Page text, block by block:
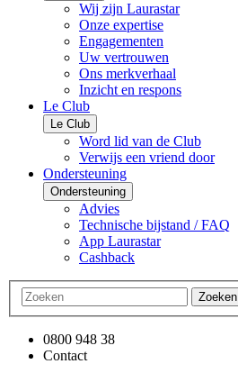
Wij zijn Laurastar
Onze expertise
Engagementen
Uw vertrouwen
Ons merkverhaal
Inzicht en respons
Le Club
Le Club
Word lid van de Club
Verwijs een vriend door
Ondersteuning
Ondersteuning
Advies
Technische bijstand / FAQ
App Laurastar
Cashback
Zoeken
0800 948 38
Contact